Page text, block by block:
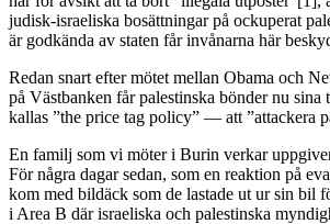
judisk-israeliska bosättningar på ockuperat
är godkända av staten får invånarna här
Redan snart efter mötet mellan Obama och
på Västbanken får palestinska bönder nu
kallas ”the price tag policy” — att ”attackera
En familj som vi möter i Burin verkar
För några dagar sedan, som en reaktion på
kom med bildäck som de lastade ut ur sin bil
i Area B där israeliska och palestinska